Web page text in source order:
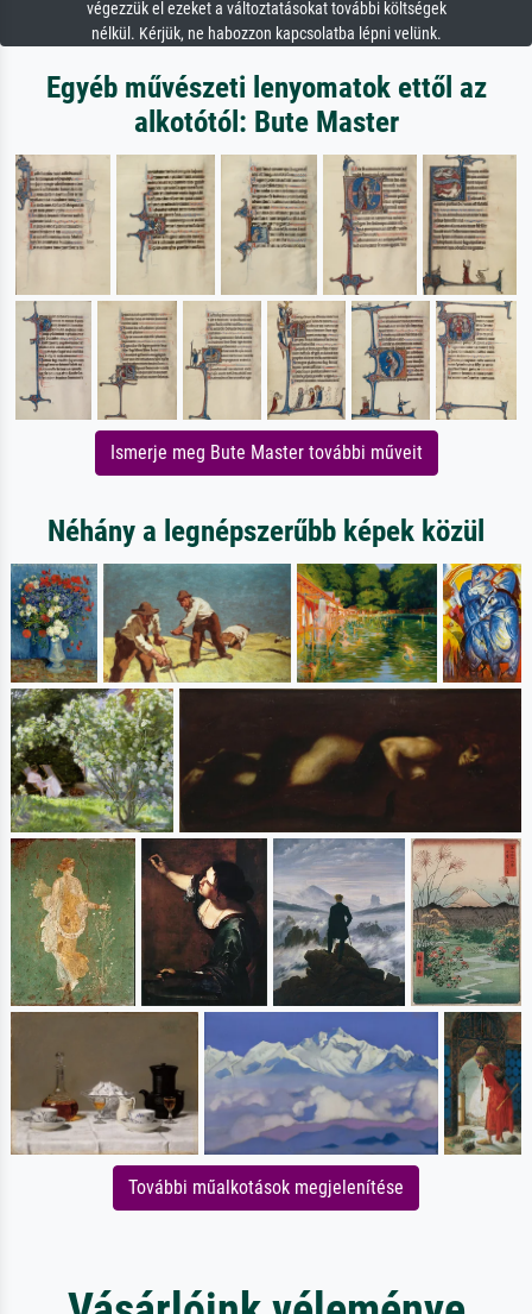
végezzük el ezeket a változtatásokat további költségek
nélkül. Kérjük, ne habozzon kapcsolatba lépni velünk.
Egyéb művészeti lenyomatok ettől az
alkotótól: Bute Master
Ismerje meg Bute Master további műveit
Néhány a legnépszerűbb képek közül
További műalkotások megjelenítése